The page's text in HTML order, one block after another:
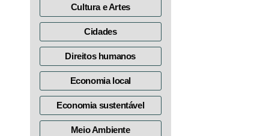
Cultura e Artes
Cidades
Direitos humanos
Economia local
Economia sustentável
Meio Ambiente